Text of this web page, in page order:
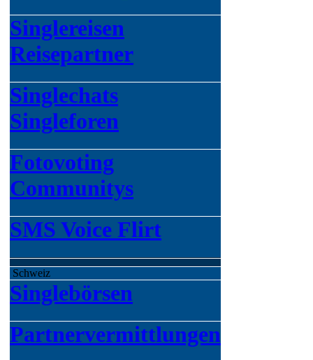
Singlereisen
Reisepartner
Singlechats
Singleforen
Fotovoting
Communitys
SMS Voice Flirt
Schweiz
Singlebörsen
Partnervermittlungen